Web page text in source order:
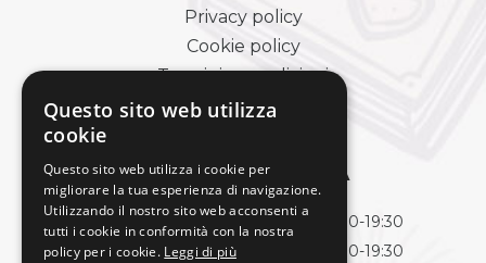
Privacy policy
Cookie policy
Termini e condizioni
Pagamenti e spedizioni
ORARI DI APERTURA
Lunedì
09:00-13:00 | 15:30-19:30
Martedì
09:00-13:00 | 15:30-19:30
Questo sito web utilizza
cookie
Questo sito web utilizza i cookie per
migliorare la tua esperienza di navigazione.
Utilizzando il nostro sito web acconsenti a
tutti i cookie in conformità con la nostra
policy per i cookie. Leggi di più